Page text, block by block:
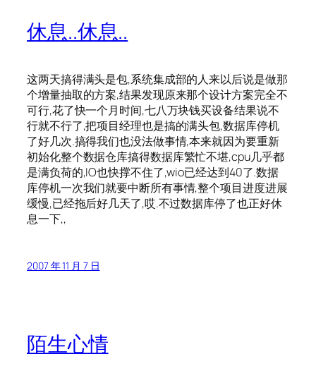
休息..休息..
这两天搞得满头是包,系统集成部的人来以后说是做那
个增量抽取的方案,结果发现原来那个设计方案完全不
可行,花了快一个月时间,七八万块钱买设备结果说不
行就不行了,把项目经理也是搞的满头包,数据库停机
了好几次.搞得我们也没法做事情,本来就因为要重新
初始化整个数据仓库搞得数据库繁忙不堪,cpu几乎都
是满负荷的,IO也快撑不住了,wio已经达到40了.数据
库停机一次我们就要中断所有事情,整个项目进度进展
缓慢,已经拖后好几天了,哎.不过数据库停了也正好休
息一下,,
2007 年 11 月 7 日
陌生心情